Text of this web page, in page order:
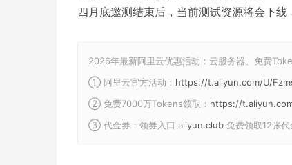
四月底邀测结束后，当前测试资源将会下
2026年最新阿里云优惠活动：云服务器、免费
① 阿里云官方活动： https://t.aliyun.com/U/
② 免费7000万Tokens领取： https://
③ 代金券：领券入口 aliyun.club 免费领取12张